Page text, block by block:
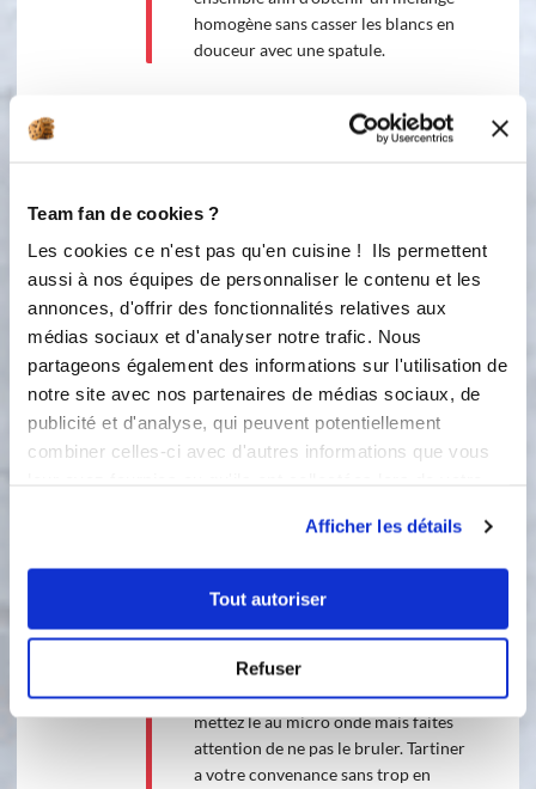
Team fan de cookies ?
Les cookies ce n'est pas qu'en cuisine ! Ils permettent
aussi à nos équipes de personnaliser le contenu et les
annonces, d'offrir des fonctionnalités relatives aux
médias sociaux et d'analyser notre trafic. Nous
partageons également des informations sur l'utilisation de
notre site avec nos partenaires de médias sociaux, de
publicité et d'analyse, qui peuvent potentiellement
combiner celles-ci avec d'autres informations que vous
Afficher les détails
Tout autoriser
Refuser
homogène sans casser les blancs en
douceur avec une spatule.
Prélever 7 cuillères à soupe de cette
préparation, les mettre dans une
Ps : si vous ne savez pas comment
faire le dessin girafe regarder un Tuto
Youtube 😉
6
Pendant ce temps incorporer 2/3
cuillères à soupe de cacao amer dans
afin de remplir les empreintes
formées avant (blanche) attention 🚨
🚨🚨 de ne pas racler la préparation
du four démouler sur la toile ou sur
un torchon (propre et légèrement
humide) si vous n'avez pas de toile et
dans le bon sens (dessin a l'extérieur)
pendant 3 minutes en attendant faites
fondre au bain marie votre Nutella ou
mettez le au micro onde mais faites
attention de ne pas le bruler. Tartiner
a votre convenance sans trop en